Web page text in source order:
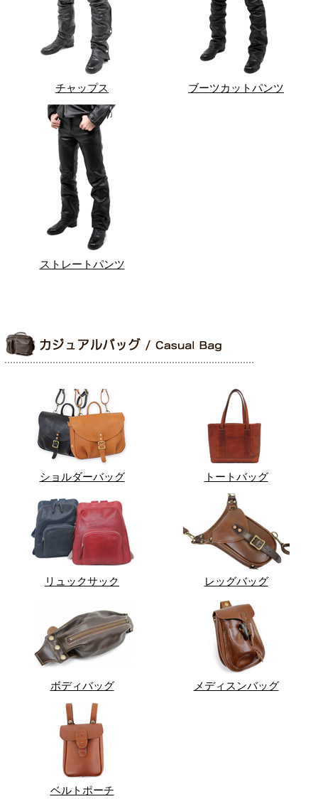
チャップス ブーツカットパンツ
ストレートパンツ
ショルダーバッグ トートバッグ
リュックサック レッグバッグ
ボディバッグ メディスンバッグ
ベルトポーチ